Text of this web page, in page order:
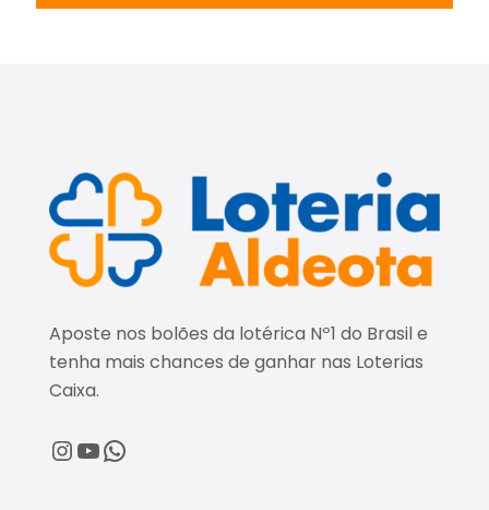
Aposte nos bolões da lotérica Nº1 do Brasil e
tenha mais chances de ganhar nas Loterias
Caixa.
@loteriaaldeota
@loteriaaldeota
Central de Atendimento